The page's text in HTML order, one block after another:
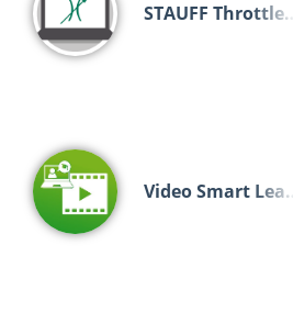
STAUFF Throttle…
Video Smart Lea…